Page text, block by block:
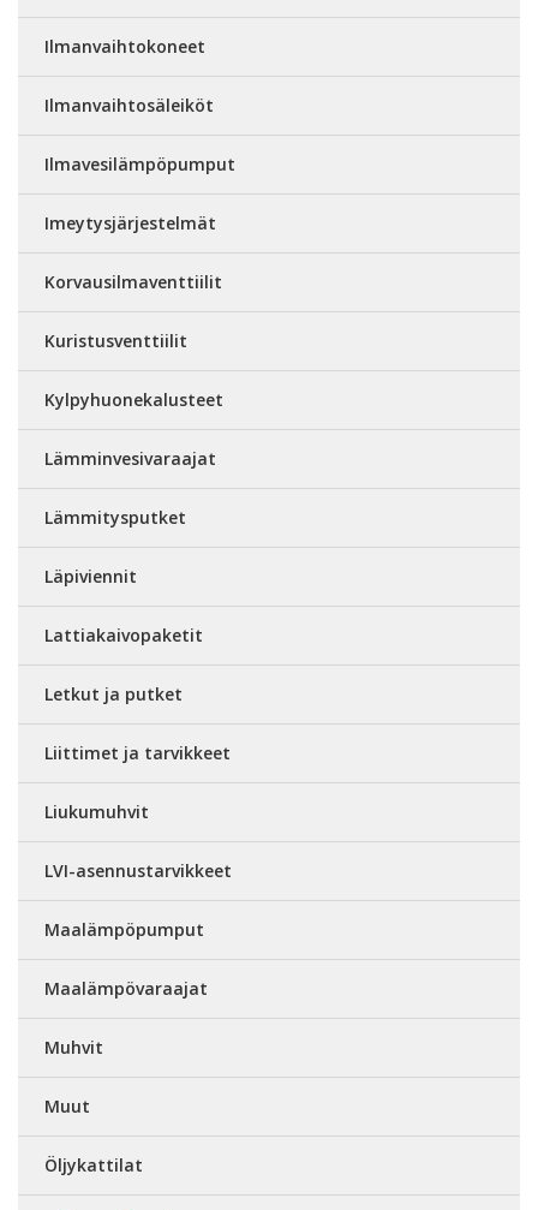
Ilmanvaihtokoneet
Ilmanvaihtosäleiköt
Ilmavesilämpöpumput
Imeytysjärjestelmät
Korvausilmaventtiilit
Kuristusventtiilit
Kylpyhuonekalusteet
Lämminvesivaraajat
Lämmitysputket
Läpiviennit
Lattiakaivopaketit
Letkut ja putket
Liittimet ja tarvikkeet
Liukumuhvit
LVI-asennustarvikkeet
Maalämpöpumput
Maalämpövaraajat
Muhvit
Muut
Öljykattilat